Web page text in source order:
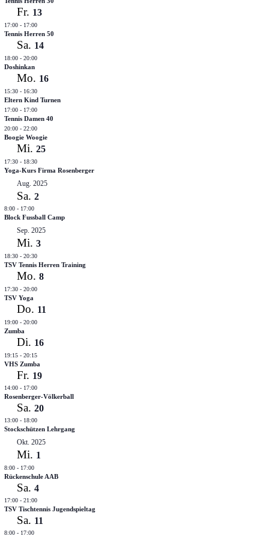
Fr. 13
17:00- 17:00
Tennis Herren 50
Sa. 14
18:00- 20:00
Doshinkan
Mo. 16
15:30- 16:30
Eltern Kind Turnen
17:00- 17:00
Tennis Damen 40
20:00- 22:00
Boogie Woogie
Mi. 25
17:30- 18:30
Yoga-Kurs Firma Rosenberger
Aug. 2025
Sa. 2
8:00- 17:00
Block Fussball Camp
Sep. 2025
Mi. 3
18:30- 20:30
TSV Tennis Herren Training
Mo. 8
17:30- 20:00
TSV Yoga
Do. 11
19:00- 20:00
Zumba
Di. 16
19:15- 20:15
VHS Zumba
Fr. 19
14:00- 17:00
Rosenberger-Völkerball
Sa. 20
13:00- 18:00
Stockschützen Lehrgang
Okt. 2025
Mi. 1
8:00- 17:00
Rückenschule AAB
Sa. 4
17:00- 21:00
TSV Tischtennis Jugendspieltag
Sa. 11
8:00- 17:00